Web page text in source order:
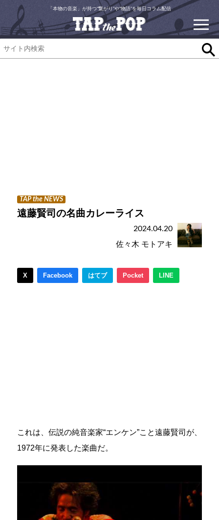
「本物の音楽」が持つ“繋がり”や“物語”を毎日コラム配信
TAP the NEWS
遠藤賢司の名曲カレーライス
2024.04.20
佐々木 モトアキ
X Facebook はてブ Pocket LINE
これは、伝説の純音楽家“エンケン”こと遠藤賢司が、
1972年に発表した楽曲だ。